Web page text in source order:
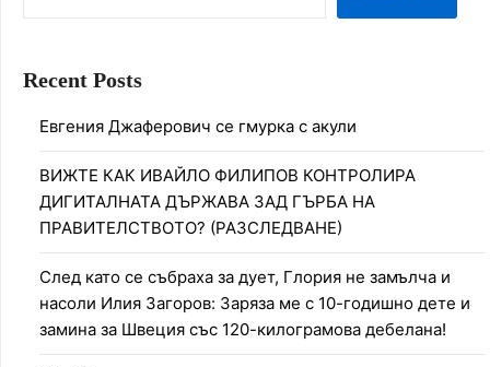
Recent Posts
Евгения Джаферович се гмурка с акули
ВИЖТЕ КАК ИВАЙЛО ФИЛИПОВ КОНТРОЛИРА
ДИГИТАЛНАТА ДЪРЖАВА ЗАД ГЪРБА НА
ПРАВИТЕЛСТВОТО? (РАЗСЛЕДВАНЕ)
След като се събраха за дует, Глория не замълча и
насоли Илия Загоров: Заряза ме с 10-годишно дете и
замина за Швеция със 120-килограмова дебелана!